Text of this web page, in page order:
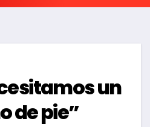
un
de pie”